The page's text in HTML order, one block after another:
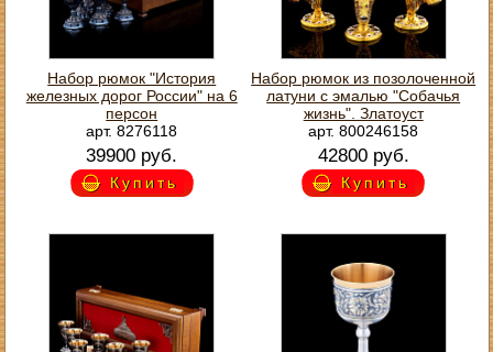
Набор рюмок "История
железных дорог России" на 6
персон
арт. 8276118
39900 руб.
Купить
Набор рюмок из позолоченной
латуни с эмалью "Собачья
жизнь". Златоуст
арт. 800246158
42800 руб.
Купить